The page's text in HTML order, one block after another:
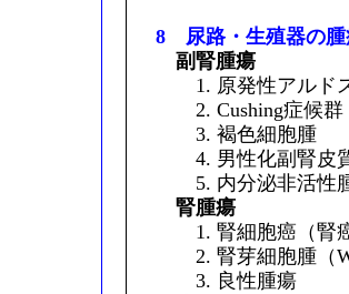
8 尿路・生殖器の腫
副腎腫瘍
1. 原発性アルドス
2. Cushing症候群
3. 褐色細胞腫
4. 男性化副腎皮質
5. 内分泌非活性
腎腫瘍
1. 腎細胞癌（腎
2. 腎芽細胞腫（
3. 良性腫瘍